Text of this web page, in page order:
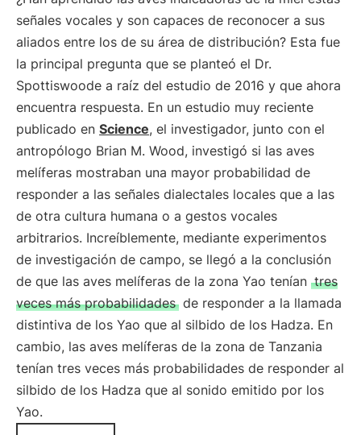
señales vocales y son capaces de reconocer a sus
aliados entre los de su área de distribución? Esta fue
la principal pregunta que se planteó el Dr.
Spottiswoode a raíz del estudio de 2016 y que ahora
encuentra respuesta. En un estudio muy reciente
publicado en Science, el investigador, junto con el
antropólogo Brian M. Wood, investigó si las aves
melíferas mostraban una mayor probabilidad de
responder a las señales dialectales locales que a las
de otra cultura humana o a gestos vocales
arbitrarios. Increíblemente, mediante experimentos
de investigación de campo, se llegó a la conclusión
de que las aves melíferas de la zona Yao tenían tres
veces más probabilidades de responder a la llamada
distintiva de los Yao que al silbido de los Hadza. En
cambio, las aves melíferas de la zona de Tanzania
tenían tres veces más probabilidades de responder al
silbido de los Hadza que al sonido emitido por los
Yao.